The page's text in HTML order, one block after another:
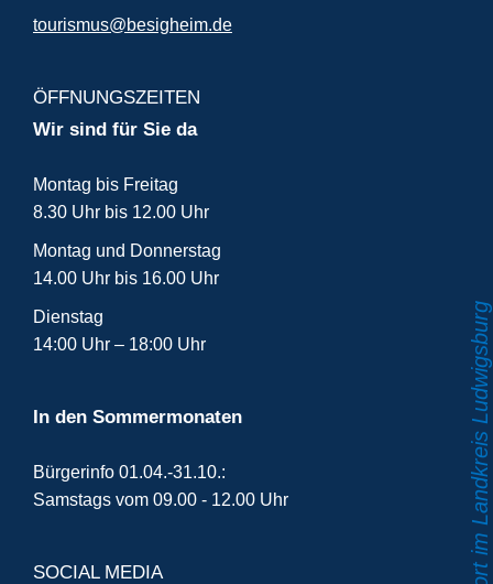
tourismus@besigheim.de
ÖFFNUNGSZEITEN
Wir sind für Sie da
Montag bis Freitag
8.30 Uhr bis 12.00 Uhr
Montag und Donnerstag
14.00 Uhr bis 16.00 Uhr
Dienstag
14:00 Uhr – 18:00 Uhr
In den Sommermonaten
Bürgerinfo 01.04.-31.10.:
Samstags vom 09.00 - 12.00 Uhr
SOCIAL MEDIA